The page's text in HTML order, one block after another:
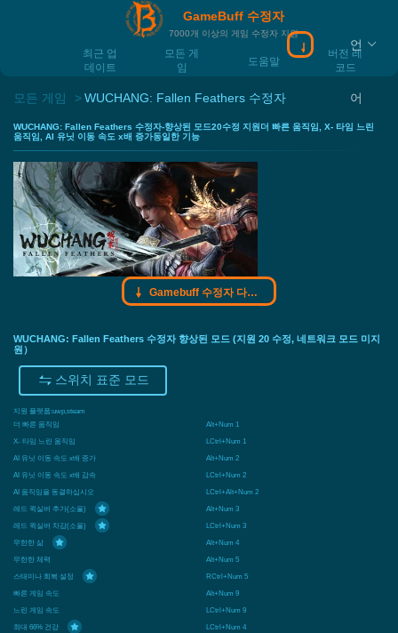
GameBuff 수정자
7000개 이상의 게임 수정자 지원
최근 업
데이트
모든 게
임
도움말
버전 레
코드
Gamebuff 수정
언
어
모든 게임 WUCHANG: Fallen Feathers 수정자
WUCHANG: Fallen Feathers 수정자-향상된 모드20수정 지원더 빠른 움직임, X- 타임 느린
움직임, AI 유닛 이동 속도 x배 증가동일한 기능
Gamebuff 수정자 다운로드
WUCHANG: Fallen Feathers 수정자 향상된 모드 (지원 20 수정, 네트워크 모드 미지
원）
스위치 표준 모드
지원 플랫폼:uwp,steam
더 빠른 움직임
Alt+Num 1
X- 타임 느린 움직임
LCtrl+Num 1
AI 유닛 이동 속도 x배 증가
Alt+Num 2
AI 유닛 이동 속도 x배 감속
LCtrl+Num 2
AI 움직임을 동결하십시오
LCtrl+Alt+Num 2
레드 퀵실버 추가(소울)
Alt+Num 3
레드 퀵실버 차감(소울)
LCtrl+Num 3
무한한 삶
Alt+Num 4
무한한 체력
Alt+Num 5
스태미나 회복 설정
RCtrl+Num 5
빠른 게임 속도
Alt+Num 9
느린 게임 속도
LCtrl+Num 9
최대 66% 건강
LCtrl+Num 4